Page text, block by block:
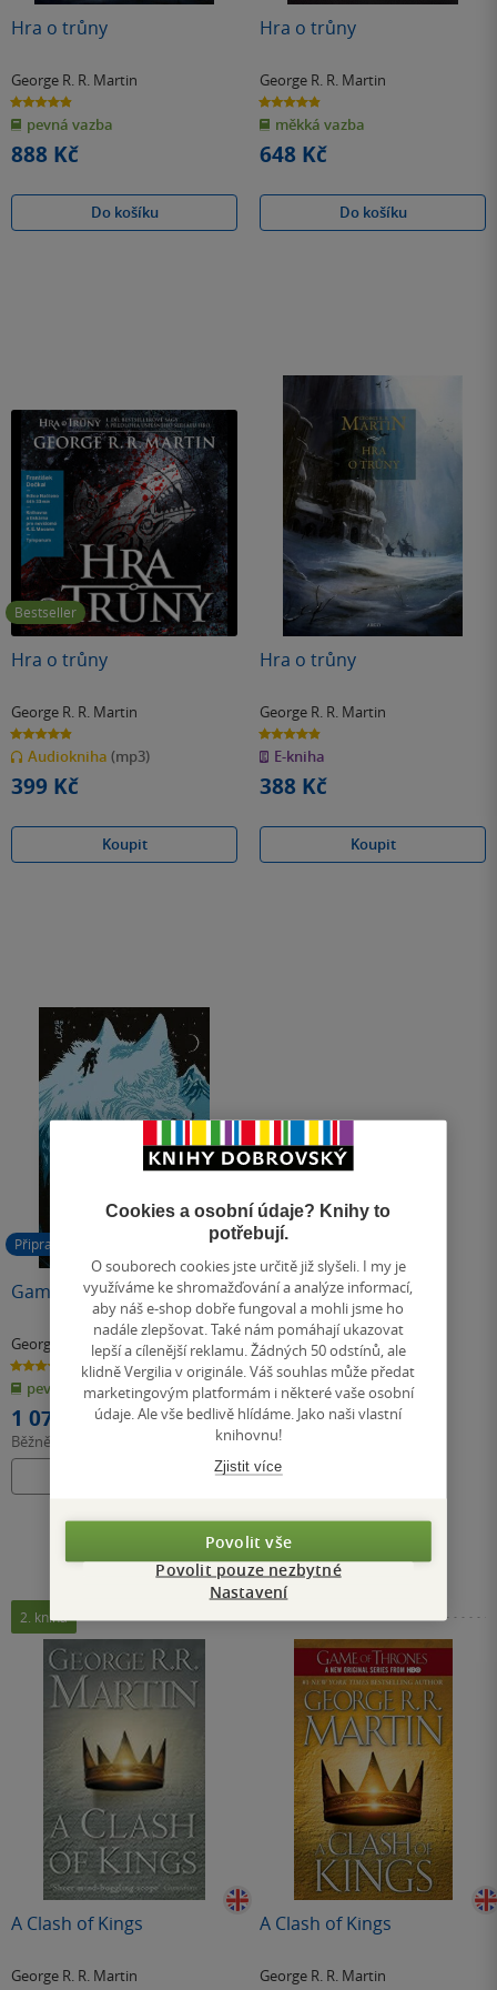
Hra o trůny
George R. R. Martin
4.9
z
5
hvězdiček
pevná vazba
888 Kč
Do košíku
Hra o trůny
George R. R. Martin
4.9
z
5
hvězdiček
měkká vazba
648 Kč
Do košíku
Bestseller
Hra o trůny
George R. R. Martin
4.9
z
5
hvězdiček
Audiokniha (mp3)
399 Kč
Koupit
Hra o trůny
George R. R. Martin
4.9
z
5
hvězdiček
E-kniha
388 Kč
Koupit
Připravujeme
Game of Thrones
George R. R. Martin
4.9
z
5
hvězdiček
pevná vazba
1 073 Kč
Běžně
2. kniha
A Clash of Kings
George R. R. Martin
A Clash of Kings
George R. R. Martin
Cookies a osobní údaje? Knihy to
potřebují.
O souborech cookies jste určitě již slyšeli. I my je
využíváme ke shromažďování a analýze informací,
aby náš e-shop dobře fungoval a mohli jsme ho
nadále zlepšovat. Také nám pomáhají ukazovat
lepší a cílenější reklamu. Žádných 50 odstínů, ale
klidně Vergilia v originále. Váš souhlas může předat
marketingovým platformám i některé vaše osobní
údaje. Ale vše bedlivě hlídáme. Jako naši vlastní
knihovnu!
Zjistit více
Povolit vše
Povolit pouze nezbytné
Nastavení